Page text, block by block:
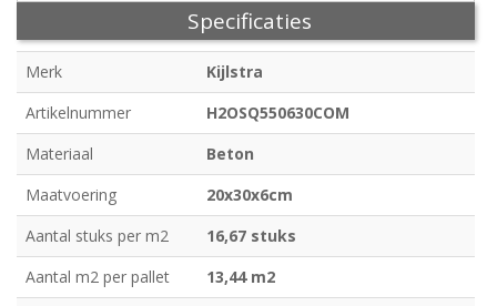
Specificaties
Merk
Kijlstra
Artikelnummer
H2OSQ550630COM
Materiaal
Beton
Maatvoering
20x30x6cm
Aantal stuks per m2
16,67 stuks
Aantal m2 per pallet
13,44 m2